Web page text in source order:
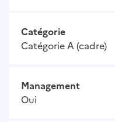
Catégorie
Catégorie A (cadre)
Management
Oui